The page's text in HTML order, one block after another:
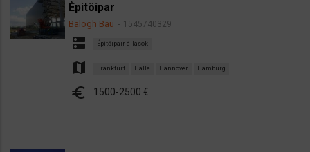
Èpitöipar
Balogh Bau 1545740329
dns Építőipair állások
map Frankfurt Halle Hannover Hamburg
euro 1500-2500 €